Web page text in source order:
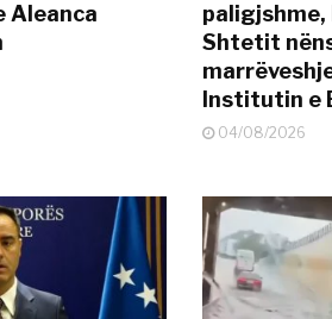
Aleanca
Shtetit
Institutin e
04/08/2026